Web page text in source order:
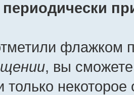
флажком
, вы
только